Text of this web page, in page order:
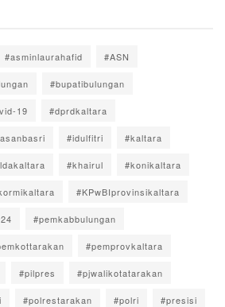
#asminlaurahafid #ASN
#bupatibulungan
19 #dprdkaltara
#idulfitri #kaltara
#khairul #konikaltara
#KPwBIprovinsikaltara
#pemkabbulungan
#pemprovkaltara
#pilpres #pjwalikotatarakan
#polrestarakan #polri #presisi